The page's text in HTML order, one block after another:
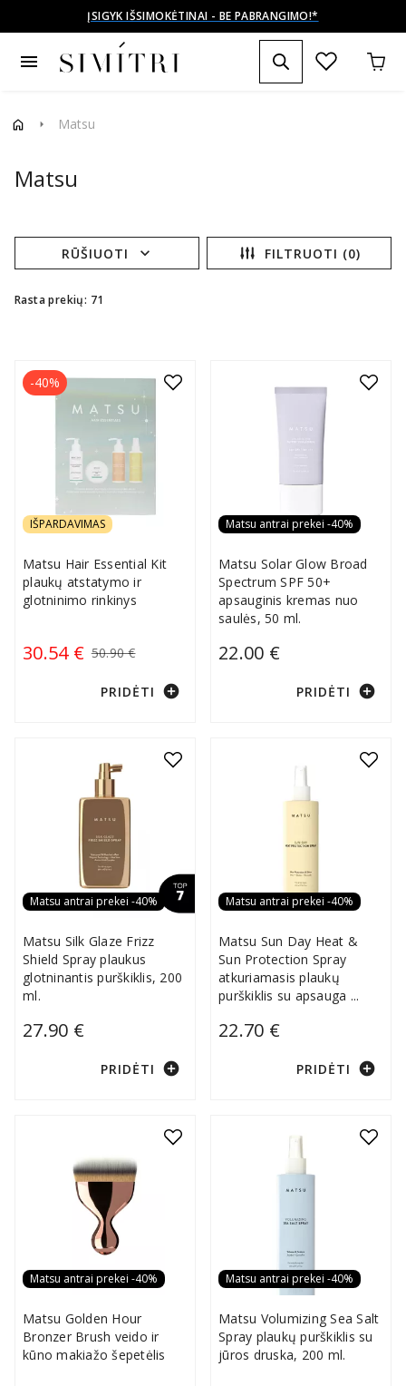
SIUNČIAME Į VISĄ🌎
menu
arrow_right Matsu
Matsu
RŪŠIUOTI expand_more FILTRUOTI (0)
Rasta prekių: 71
IŠPARDAVIMAS
Matsu Hair Essential Kit
plaukų atstatymo ir
glotninimo rinkinys
30.54 € 50.90 €
-40%
PRIDĖTI add_circle
Matsu antrai prekei -40%
Matsu Solar Glow Broad
Spectrum SPF 50+
apsauginis kremas nuo
saulės, 50 ml.
22.00 €
PRIDĖTI add_circle
Matsu antrai prekei -40%
Matsu Silk Glaze Frizz
Shield Spray plaukus
glotninantis purškiklis, 200
ml.
27.90 €
PRIDĖTI add_circle
Matsu antrai prekei -40%
Matsu Sun Day Heat &
Sun Protection Spray
atkuriamasis plaukų
purškiklis su apsauga ...
22.70 €
PRIDĖTI add_circle
Matsu antrai prekei -40%
Matsu Golden Hour
Bronzer Brush veido ir
kūno makiažo šepetėlis
Matsu antrai prekei -40%
Matsu Volumizing Sea Salt
Spray plaukų purškiklis su
jūros druska, 200 ml.